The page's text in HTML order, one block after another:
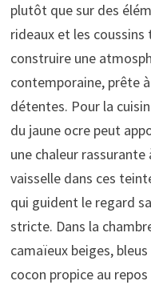
plutôt que sur des
rideaux et les
construire une
contemporaine, prête
détentes. Pour la
du jaune ocre peut
une chaleur
vaisselle dans ces
qui guident le regard
stricte. Dans la
camaïeux beiges,
cocon propice au